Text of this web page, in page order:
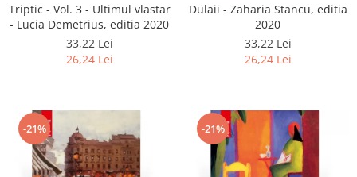
Triptic - Vol. 3 - Ultimul vlastar
- Lucia Demetrius, editia 2020
33,22 Lei
26,24 Lei
Dulaii - Zaharia Stancu, editia
2020
33,22 Lei
26,24 Lei
-21% -21%